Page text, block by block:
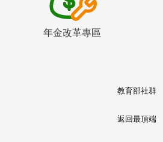
年金改革專區
教育部社群
返回最頂端